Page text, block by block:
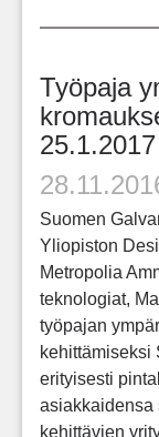
Työpaja
Suomen
Yliopiston
Metropolia
teknologiat,
työpajan
kehittämiseksi
erityisesti
asiakkaidensa
kehittävien